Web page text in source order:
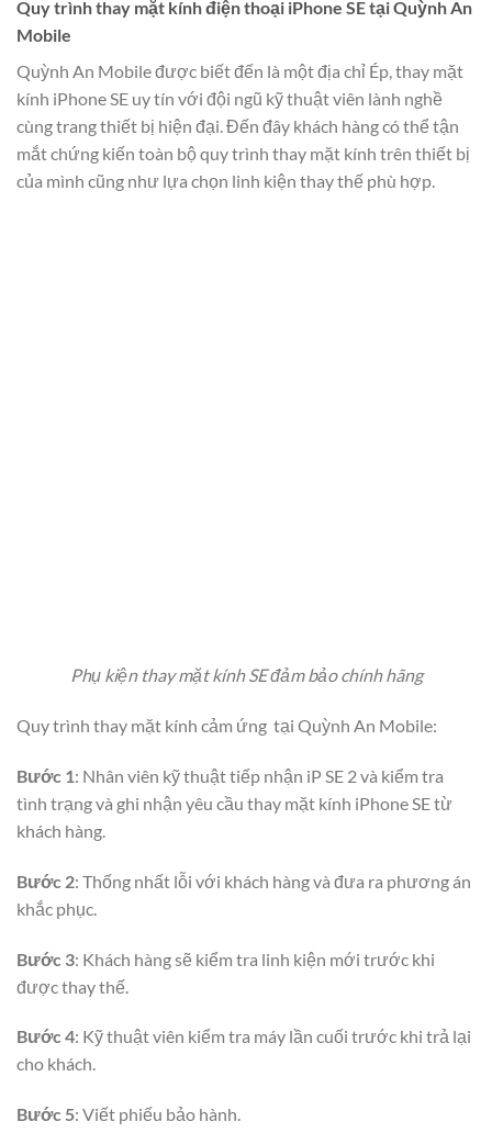
Quy trình thay mặt kính điện thoại iPhone SE tại Quỳnh An
Mobile
Quỳnh An Mobile được biết đến là một địa chỉ Ép, thay mặt
kính iPhone SE uy tín với đội ngũ kỹ thuật viên lành nghề
cùng trang thiết bị hiện đại. Đến đây khách hàng có thể tận
mắt chứng kiến toàn bộ quy trình thay mặt kính trên thiết bị
của mình cũng như lựa chọn linh kiện thay thế phù hợp.
Phụ kiện thay mặt kính SE đảm bảo chính hãng
Quy trình thay mặt kính cảm ứng tại Quỳnh An Mobile:
Bước 1: Nhân viên kỹ thuật tiếp nhận iP SE 2 và kiểm tra
tình trạng và ghi nhận yêu cầu thay mặt kính iPhone SE từ
khách hàng.
Bước 2: Thống nhất lỗi với khách hàng và đưa ra phương án
khắc phục.
Bước 3: Khách hàng sẽ kiểm tra linh kiện mới trước khi
được thay thế.
Bước 4: Kỹ thuật viên kiểm tra máy lần cuối trước khi trả lại
cho khách.
Bước 5: Viết phiếu bảo hành.